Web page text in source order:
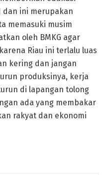
dan ini merupakan
memasuki musim
oleh BMKG agar
Riau ini terlalu luas
kering dan jangan
produksinya, kerja
di lapangan tolong
ada yang membakar
rakyat dan ekonomi